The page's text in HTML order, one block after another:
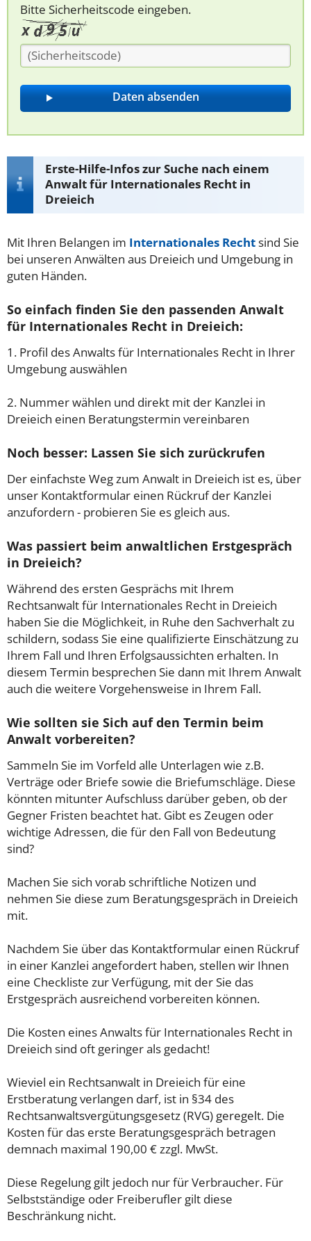
Bitte Sicherheitscode eingeben.
Erste-Hilfe-Infos zur Suche nach einem
Anwalt für Internationales Recht in
Dreieich
Mit Ihren Belangen im Internationales Rechtsind Sie
bei unseren Anwälten aus Dreieich und Umgebung in
guten Händen.
So einfach finden Sie den passenden Anwalt
für Internationales Recht in Dreieich:
1. Profil des Anwalts für Internationales Recht in Ihrer
Umgebung auswählen
2. Nummer wählen und direkt mit der Kanzlei in
Dreieich einen Beratungstermin vereinbaren
Noch besser: Lassen Sie sich zurückrufen
Der einfachste Weg zum Anwalt in Dreieich ist es, über
unser Kontaktformular einen Rückruf der Kanzlei
anzufordern - probieren Sie es gleich aus.
Was passiert beim anwaltlichen Erstgespräch
in Dreieich?
Während des ersten Gesprächs mit Ihrem
Rechtsanwalt für Internationales Recht in Dreieich
haben Sie die Möglichkeit, in Ruhe den Sachverhalt zu
schildern, sodass Sie eine qualifizierte Einschätzung zu
Ihrem Fall und Ihren Erfolgsaussichten erhalten. In
diesem Termin besprechen Sie dann mit Ihrem Anwalt
auch die weitere Vorgehensweise in Ihrem Fall.
Wie sollten sie Sich auf den Termin beim
Anwalt vorbereiten?
Sammeln Sie im Vorfeld alle Unterlagen wie z.B.
Verträge oder Briefe sowie die Briefumschläge. Diese
könnten mitunter Aufschluss darüber geben, ob der
Gegner Fristen beachtet hat. Gibt es Zeugen oder
wichtige Adressen, die für den Fall von Bedeutung
sind?
Machen Sie sich vorab schriftliche Notizen und
nehmen Sie diese zum Beratungsgespräch in Dreieich
mit.
Nachdem Sie über das Kontaktformular einen Rückruf
in einer Kanzlei angefordert haben, stellen wir Ihnen
eine Checkliste zur Verfügung, mit der Sie das
Erstgespräch ausreichend vorbereiten können.
Die Kosten eines Anwalts für Internationales Recht in
Dreieich sind oft geringer als gedacht!
Wieviel ein Rechtsanwalt in Dreieich für eine
Erstberatung verlangen darf, ist in §34 des
Rechtsanwaltsvergütungsgesetz (RVG) geregelt. Die
Kosten für das erste Beratungsgespräch betragen
demnach maximal 190,00 € zzgl. MwSt.
Diese Regelung gilt jedoch nur für Verbraucher. Für
Selbstständige oder Freiberufler gilt diese
Beschränkung nicht.